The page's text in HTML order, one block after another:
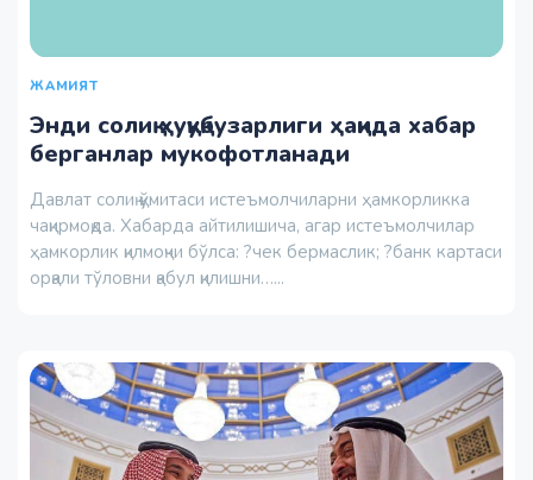
ЖАМИЯТ
Энди солиқ ҳуқуқбузарлиги ҳақида хабар
берганлар мукофотланади
Давлат солиқ қўмитаси истеъмолчиларни ҳамкорликка
чақирмоқда. Хабарда айтилишича, агар истеъмолчилар
ҳамкорлик қилмоқчи бўлса: ?чек бермаслик; ?банк картаси
орқали тўловни қабул қилишни…...